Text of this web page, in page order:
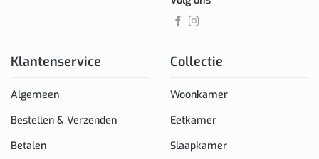
Klantenservice
Algemeen
Bestellen & Verzenden
Betalen
Collectie
Woonkamer
Eetkamer
Slaapkamer